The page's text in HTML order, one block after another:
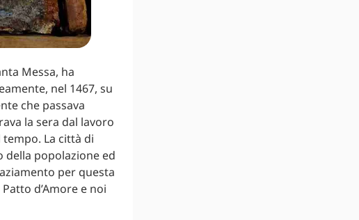
Messa, ha
nel 1467, su
che passava
la sera dal lavoro
La città di
della popolazione ed
per questa
d’Amore e noi